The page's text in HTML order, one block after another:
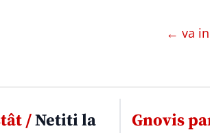
← va
/Netiti la
Gnovis